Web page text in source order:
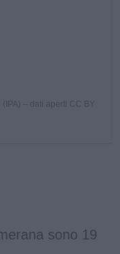
– dati aperti CC BY
sono 19